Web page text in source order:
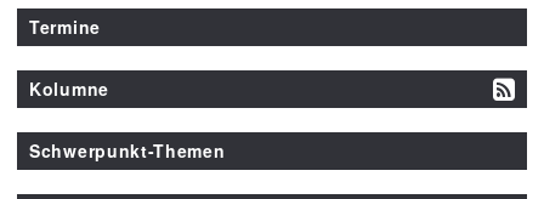
Termine
Kolumne
Schwerpunkt-Themen